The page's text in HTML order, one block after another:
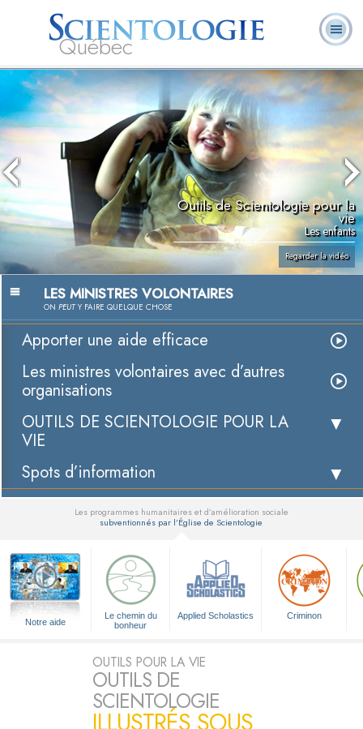
Québec
notre
sujet
L. Ron Hubbard
Qu’est-ce que la
Scientologie ?
Ministres
volontaires
Foire aux
questions
Livres
Outils de Scientologie pour la
vie
Les enfants
Regarder la vidéo
LES MINISTRES VOLONTAIRES
ON PEUTY FAIRE QUELQUE CHOSE
Apporter une aide efficace
Les ministres volontaires avec d’autres
organisations
OUTILS DE SCIENTOLOGIE POUR LA
VIE
Spots d’information
Les programmes humanitaires et d’amélioration sociale
subventionnés par l’Église de Scientologie
Notre aide
Le chemin du
bonheur
Applied Scholastics Criminon
OUTILS POUR LA VIE
OUTILS DE
SCIENTOLOGIE